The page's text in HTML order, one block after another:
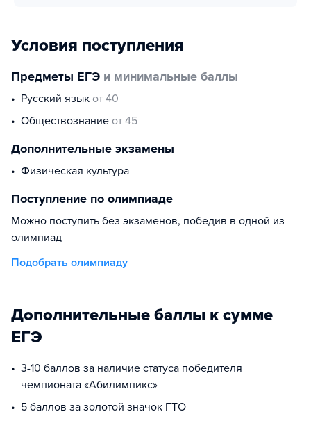
Условия поступления
Предметы ЕГЭ и минимальные баллы
русский язык от 40
обществознание от 45
Дополнительные экзамены
физическая культура
Поступление по олимпиаде
Можно поступить без экзаменов, победив в одной из
олимпиад
Подобрать олимпиаду
Дополнительные баллы к сумме
ЕГЭ
3-10 баллов за наличие статуса победителя
чемпионата «Абилимпикс»
5 баллов за золотой значок ГТО